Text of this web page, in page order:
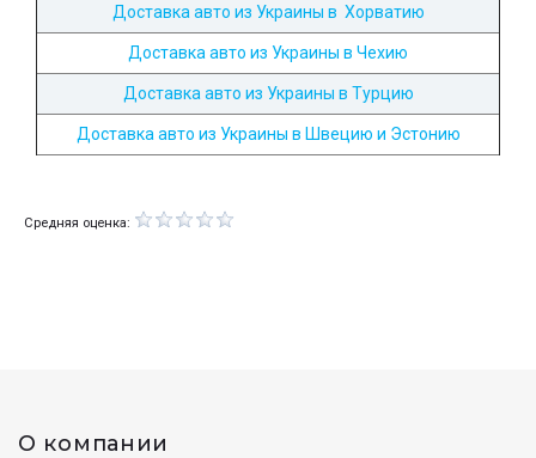
Доставка авто из Украины в Хорватию
Доставка авто из Украины в Чехию
Доставка авто из Украины в Турцию
Доставка авто из Украины в Швецию и Эстонию
Средняя оценка:
О компании